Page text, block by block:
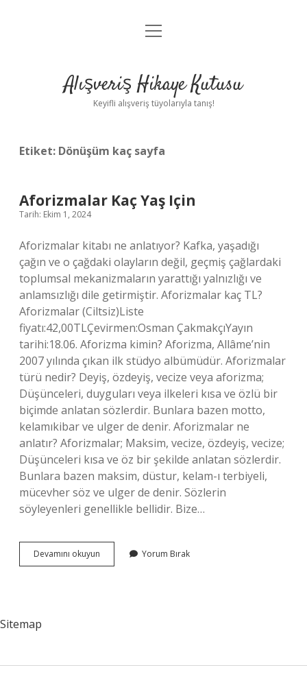
Anasayfa
Yasal Uyarı
menüyü
Alışveriş Hikaye Kutusu
Keyifli alışveriş tüyolarıyla tanış!
Etiket: Dönüşüm kaç sayfa
Aforizmalar Kaç Yaş Için
Tarih: Ekim 1, 2024
Aforizmalar kitabı ne anlatıyor? Kafka, yaşadığı
çağın ve o çağdaki olayların değil, geçmiş çağlardaki
toplumsal mekanizmaların yarattığı yalnızlığı ve
anlamsızlığı dile getirmiştir. Aforizmalar kaç TL?
Aforizmalar (Ciltsiz)Liste
fiyatı:42,00TLÇevirmen:Osman ÇakmakçıYayın
tarihi:18.06. Aforizma kimin? Aforizma, Allâme’nin
2007 yılında çıkan ilk stüdyo albümüdür. Aforizmalar
türü nedir? Deyiş, özdeyiş, vecize veya aforizma;
Düşünceleri, duyguları veya ilkeleri kısa ve özlü bir
biçimde anlatan sözlerdir. Bunlara bazen motto,
kelamıkibar ve ulger de denir. Aforizmalar ne
anlatır? Aforizmalar; Maksim, vecize, özdeyiş, vecize;
Düşünceleri kısa ve öz bir şekilde anlatan sözlerdir.
Bunlara bazen maksim, düstur, kelam-ı terbiyeli,
mücevher söz ve ulger de denir. Sözlerin
söyleyenleri genellikle bellidir. Bize…
Devamını okuyun Aforizmalar
Kaç
Yorum Bırak
Sitemap